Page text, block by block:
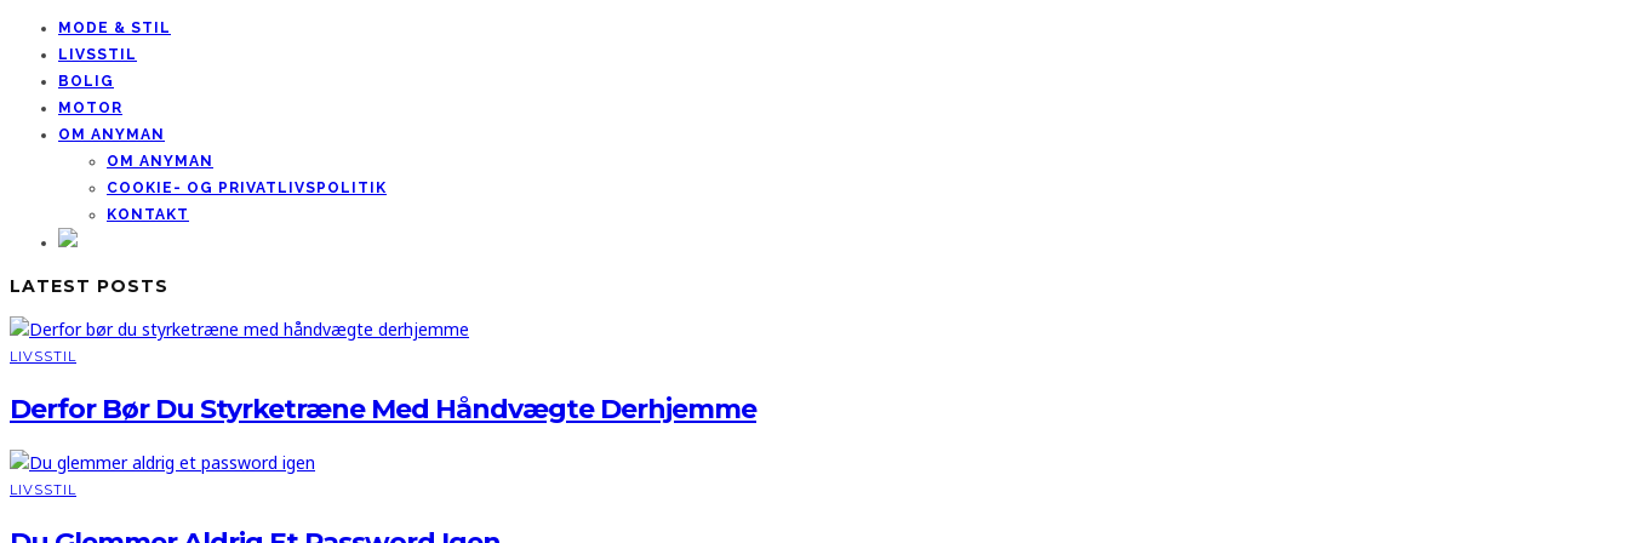
MODE & STIL
LIVSSTIL
BOLIG
MOTOR
OM ANYMAN
OM ANYMAN
COOKIE- OG PRIVATLIVSPOLITIK
KONTAKT
LATEST POSTS
LIVSSTIL
Derfor Bør Du Styrketræne Med Håndvægte Derhjemme
LIVSSTIL